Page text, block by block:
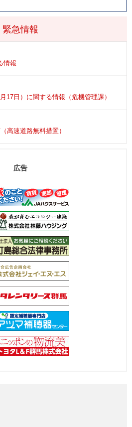
緊急情報
情報
17日）に関する情報（危機管理課）
高速道路無料措置）
広告